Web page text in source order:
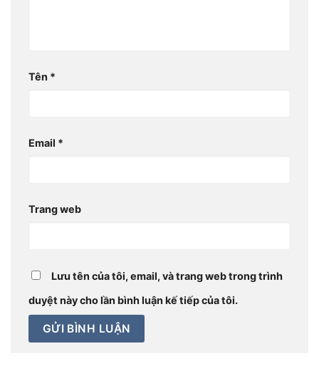
Tên *
Email *
Trang web
Lưu tên của tôi, email, và trang web trong trình
duyệt này cho lần bình luận kế tiếp của tôi.